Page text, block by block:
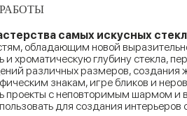
самых искусных
обладающим новой
хроматическую глубину стекла,
различных размеров, создания
знакам, игре бликов и
проекты с неповторимым шармом и
для создания